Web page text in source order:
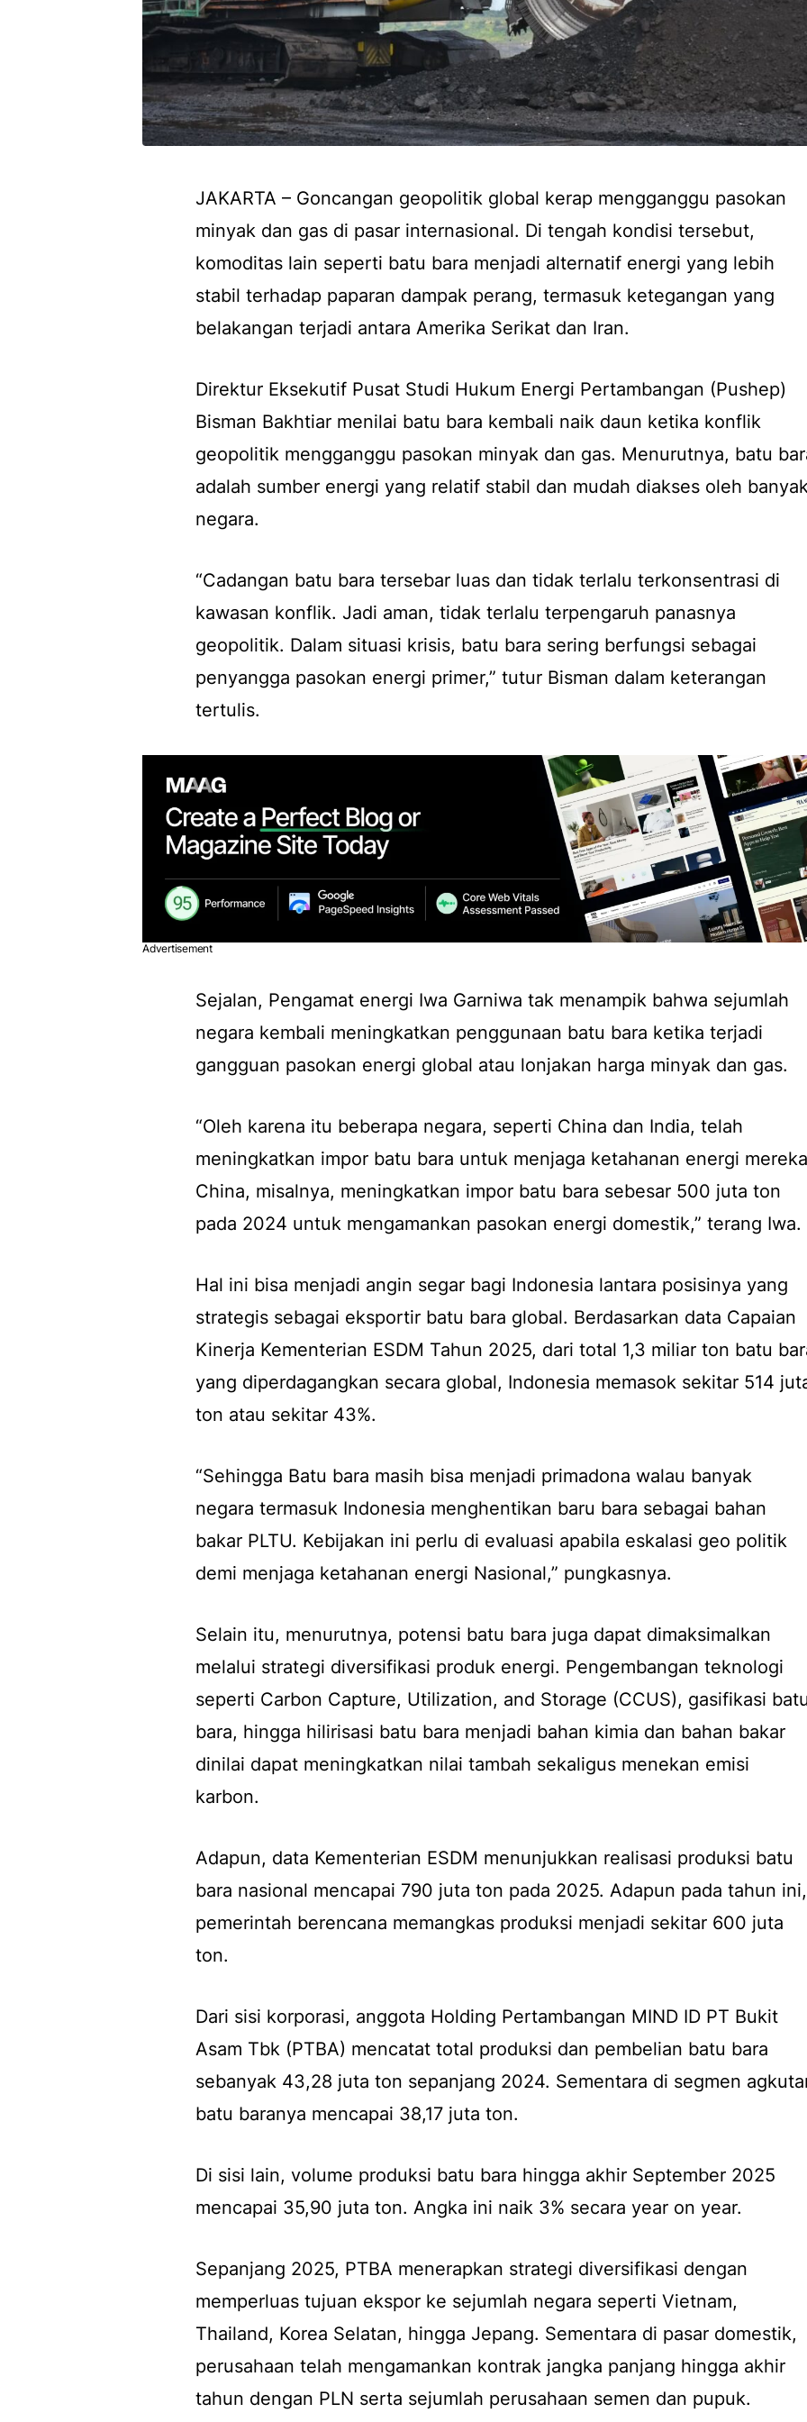
JAKARTA – Goncangan geopolitik global kerap mengganggu pasokan
minyak dan gas di pasar internasional. Di tengah kondisi tersebut,
komoditas lain seperti batu bara menjadi alternatif energi yang lebih
stabil terhadap paparan dampak perang, termasuk ketegangan yang
belakangan terjadi antara Amerika Serikat dan Iran.
Direktur Eksekutif Pusat Studi Hukum Energi Pertambangan (Pushep)
Bisman Bakhtiar menilai batu bara kembali naik daun ketika konflik
geopolitik mengganggu pasokan minyak dan gas. Menurutnya, batu
adalah sumber energi yang relatif stabil dan mudah diakses oleh
negara.
“Cadangan batu bara tersebar luas dan tidak terlalu terkonsentrasi di
kawasan konflik. Jadi aman, tidak terlalu terpengaruh panasnya
geopolitik. Dalam situasi krisis, batu bara sering berfungsi sebagai
penyangga pasokan energi primer,” tutur Bisman dalam keterangan
tertulis.
Advertisement
Sejalan, Pengamat energi Iwa Garniwa tak menampik bahwa sejumlah
negara kembali meningkatkan penggunaan batu bara ketika terjadi
gangguan pasokan energi global atau lonjakan harga minyak dan gas.
“Oleh karena itu beberapa negara, seperti China dan India, telah
meningkatkan impor batu bara untuk menjaga ketahanan energi
China, misalnya, meningkatkan impor batu bara sebesar 500 juta ton
pada 2024 untuk mengamankan pasokan energi domestik,” terang Iwa.
Hal ini bisa menjadi angin segar bagi Indonesia lantara posisinya yang
strategis sebagai eksportir batu bara global. Berdasarkan data Capaian
Kinerja Kementerian ESDM Tahun 2025, dari total 1,3 miliar ton batu
yang diperdagangkan secara global, Indonesia memasok sekitar 514
ton atau sekitar 43%.
“Sehingga Batu bara masih bisa menjadi primadona walau banyak
negara termasuk Indonesia menghentikan baru bara sebagai bahan
bakar PLTU. Kebijakan ini perlu di evaluasi apabila eskalasi geo politik
demi menjaga ketahanan energi Nasional,” pungkasnya.
Selain itu, menurutnya, potensi batu bara juga dapat dimaksimalkan
melalui strategi diversifikasi produk energi. Pengembangan teknologi
seperti Carbon Capture, Utilization, and Storage (CCUS), gasifikasi
bara, hingga hilirisasi batu bara menjadi bahan kimia dan bahan bakar
dinilai dapat meningkatkan nilai tambah sekaligus menekan emisi
karbon.
Adapun, data Kementerian ESDM menunjukkan realisasi produksi batu
bara nasional mencapai 790 juta ton pada 2025. Adapun pada tahun ini,
pemerintah berencana memangkas produksi menjadi sekitar 600 juta
ton.
Dari sisi korporasi, anggota Holding Pertambangan MIND ID PT Bukit
Asam Tbk (PTBA) mencatat total produksi dan pembelian batu bara
sebanyak 43,28 juta ton sepanjang 2024. Sementara di segmen
batu baranya mencapai 38,17 juta ton.
Di sisi lain, volume produksi batu bara hingga akhir September 2025
mencapai 35,90 juta ton. Angka ini naik 3% secara year on year.
Sepanjang 2025, PTBA menerapkan strategi diversifikasi dengan
memperluas tujuan ekspor ke sejumlah negara seperti Vietnam,
Thailand, Korea Selatan, hingga Jepang. Sementara di pasar domestik,
perusahaan telah mengamankan kontrak jangka panjang hingga akhir
tahun dengan PLN serta sejumlah perusahaan semen dan pupuk.